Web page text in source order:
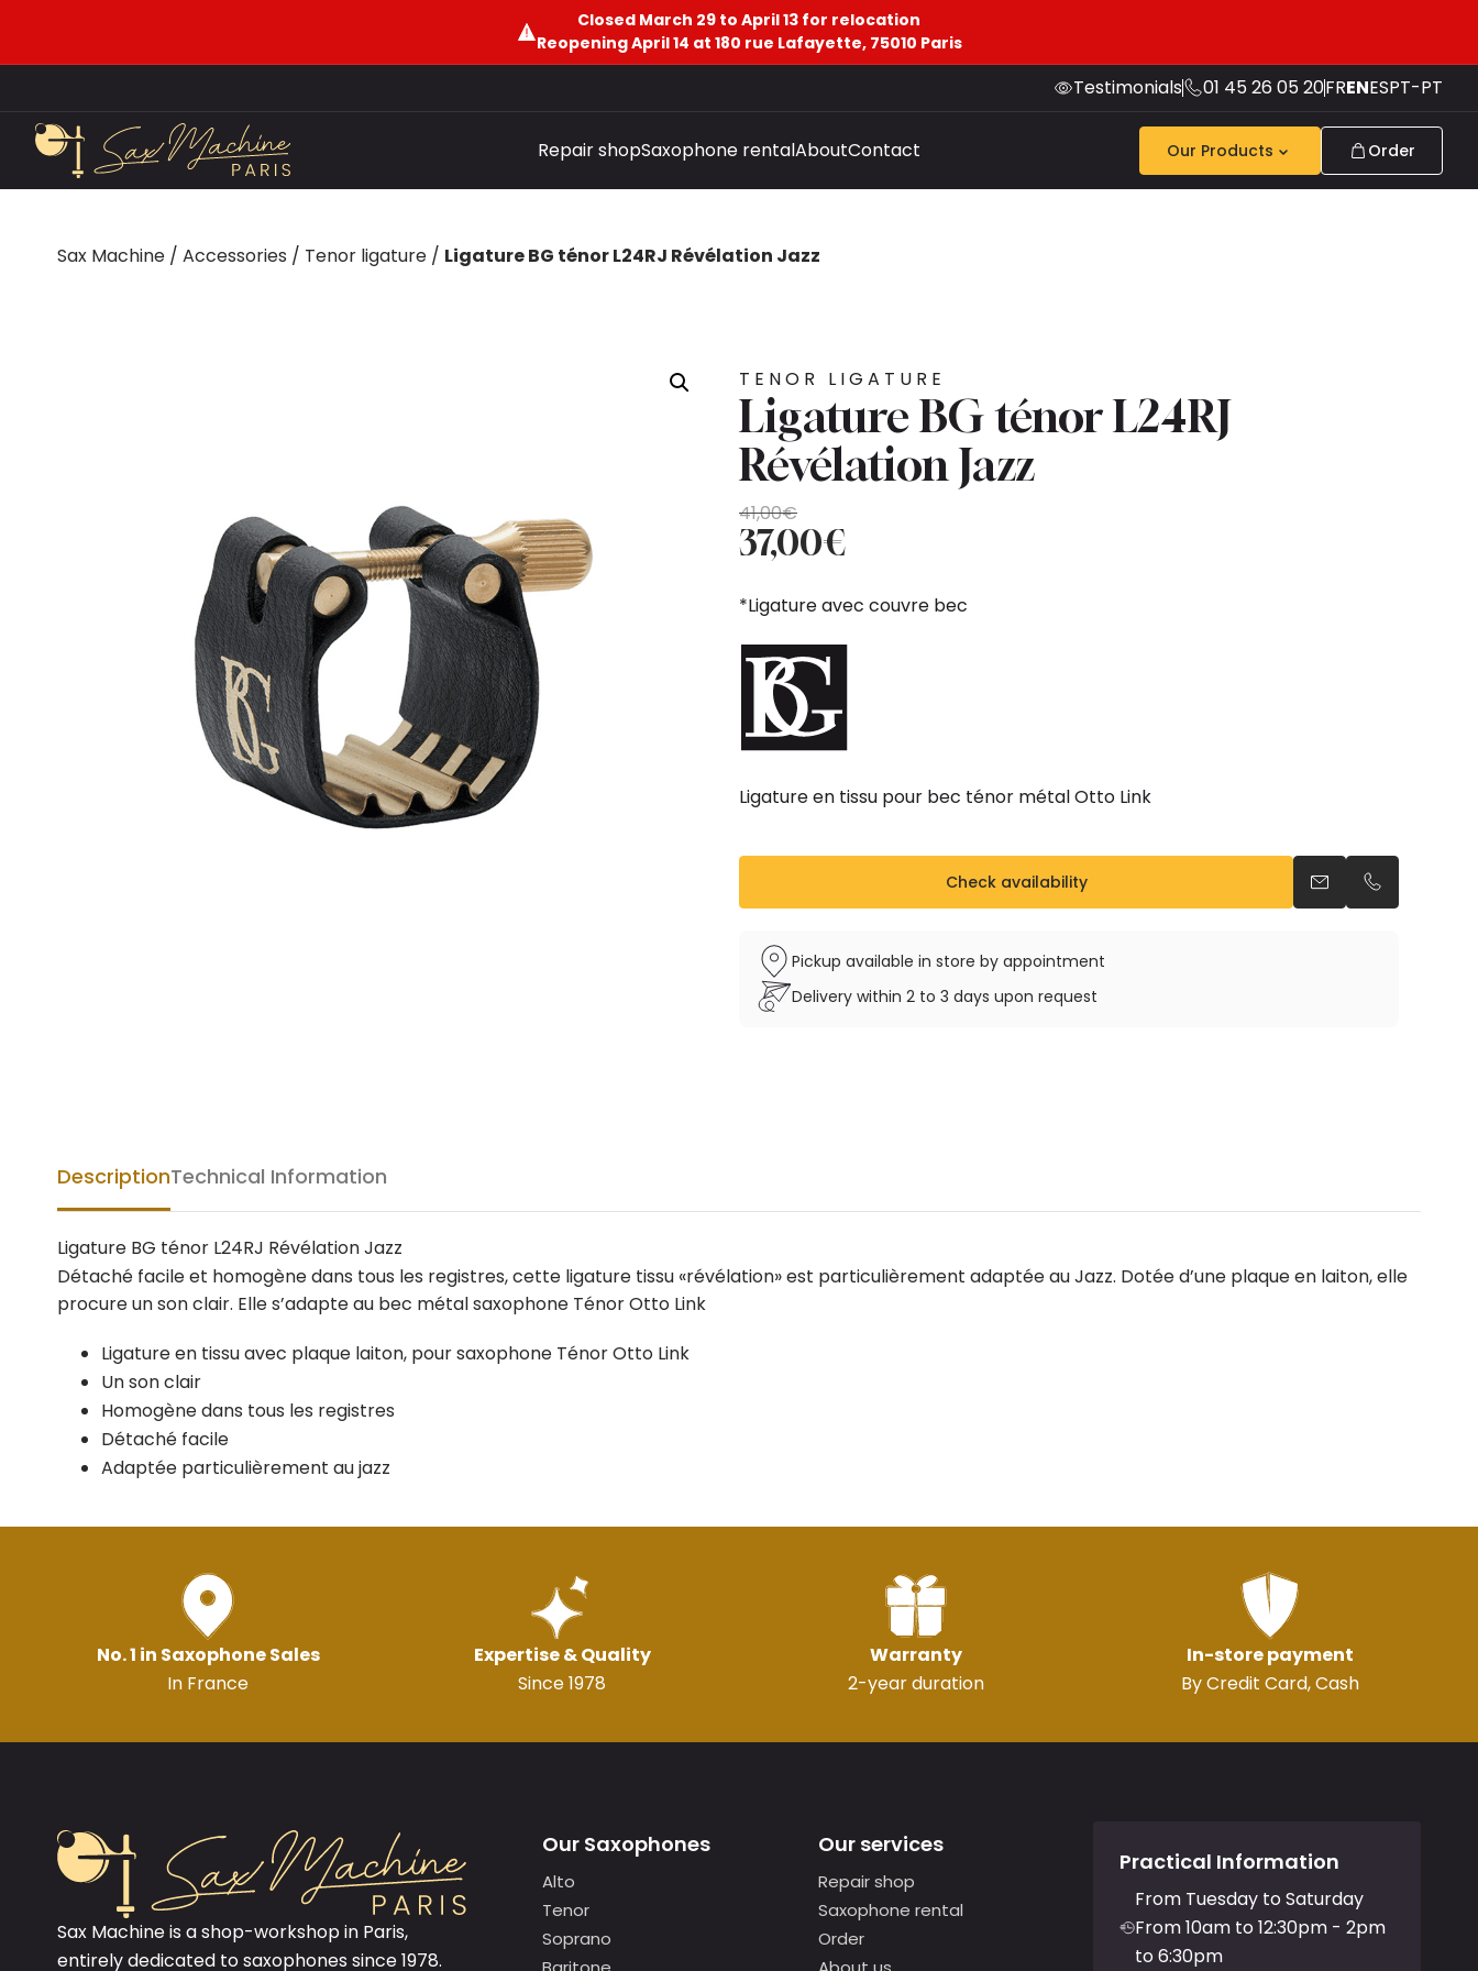
Closed March 29 to April 13 for relocation
Reopening April 14 at 180 rue Lafayette, 75010 Paris
Testimonials 01 45 26 05 20FRENESPT-PT
Repair shopSaxophone rentalAboutContact Our Products Order
Sax Machine / Accessories / Tenor ligature / Ligature BG ténor L24RJ Révélation Jazz
TENOR LIGATURE
Ligature BG ténor L24RJ
Révélation Jazz
41,00€
Original
price
was:
41,00€.
37,00€
Current
price
37,00€.
*Ligature avec couvre bec
Ligature en tissu pour bec ténor métal Otto Link
Check availability Send an email
Call us
Pickup available in store by appointment
Delivery within 2 to 3 days upon request
DescriptionTechnical Information
Ligature BG ténor L24RJ Révélation Jazz
Détaché facile et homogène dans tous les registres, cette ligature tissu «révélation» est particulièrement adaptée au Jazz. Dotée d’une plaque en laiton, elle
procure un son clair. Elle s’adapte au bec métal saxophone Ténor Otto Link
Ligature en tissu avec plaque laiton, pour saxophone Ténor Otto Link
Un son clair
Homogène dans tous les registres
Détaché facile
Adaptée particulièrement au jazz
No. 1 in Saxophone Sales
In France
Expertise & Quality
Since 1978
Warranty
2-year duration
In-store payment
By Credit Card, Cash
Sax Machine is a shop-workshop in Paris,
entirely dedicated to saxophones since 1978.
Our Saxophones
Alto
Tenor
Soprano
Our services
Repair shop
Saxophone rental
Order
Practical Information
From Tuesday to Saturday
From 10am to 12:30pm - 2pm
to 6:30pm